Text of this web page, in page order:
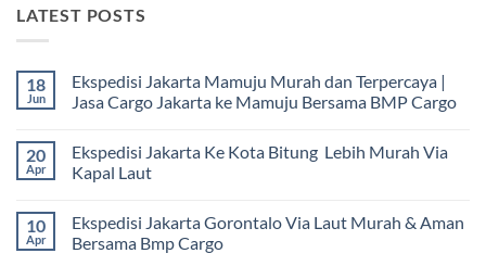
LATEST POSTS
18
Jun
Ekspedisi Jakarta Mamuju Murah dan Terpercaya |
Jasa Cargo Jakarta ke Mamuju Bersama BMP Cargo
komentar
pada
Ekspedisi
Murah
dan
Terpercaya
20
Apr
Ekspedisi Jakarta Ke Kota Bitung Lebih Murah Via
Kapal Laut
komentar
pada
Ekspedisi
10
Apr
Ekspedisi Jakarta Gorontalo Via Laut Murah & Aman
Bersama Bmp Cargo